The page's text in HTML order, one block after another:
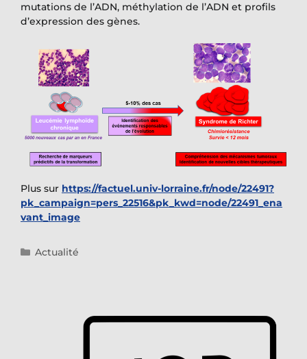
mutations de l’ADN, méthylation de l’ADN et profils
d’expression des gènes.
Plus sur https://factuel.univ-lorraine.fr/node/22491?
pk_campaign=pers_22516&pk_kwd=node/22491_ena
vant_image
Catégories
Actualité